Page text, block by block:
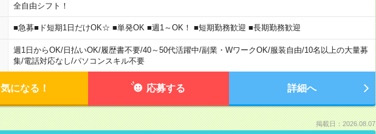
全自由シフト！
■急募■ド短期1日だけOK☆ ■単発OK ■週1～OK！ ■短期勤務歓迎 ■長期勤務歓迎
週1日からOK/日払いOK/履歴書不要/40～50代活躍中/副業・WワークOK/服装自由/10名以上の大量募
集/電話対応なし/パソコンスキル不要
気になる！ 応募する 詳細へ
掲載日：2026.08.07